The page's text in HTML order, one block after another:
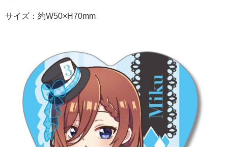
サイズ：約W50×H70mm